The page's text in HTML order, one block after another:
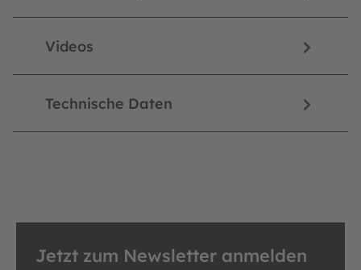
Videos
Technische Daten
Jetzt zum Newsletter anmelden